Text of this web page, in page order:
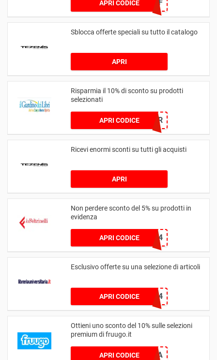
APRI CODICE 25OFF
Sblocca offerte speciali su tutto il catalogo
APRI
Risparmia il 10% di sconto su prodotti
selezionati
APRI CODICEBIOLOV3R
Ricevi enormi sconti su tutti gli acquisti
APRI
Non perdere sconto del 5% su prodotti in
evidenza
APRI CODICETTMAFEL4
Esclusivo offerte su una selezione di articoli
APRI CODICE241249C4
Ottieni uno sconto del 10% sulle selezioni
premium di fruugo.it
APRI CODICE10EXTRA